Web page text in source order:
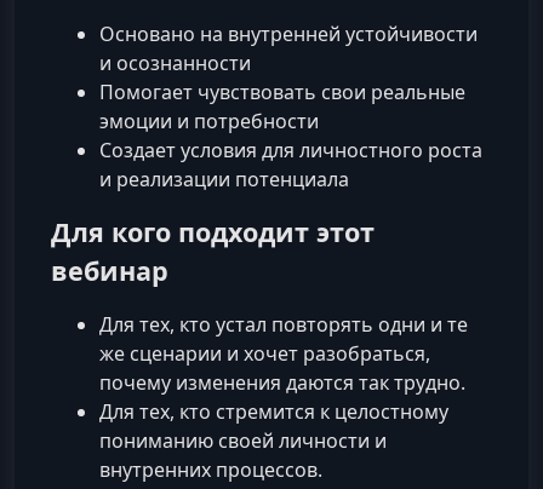
Основано на внутренней устойчивости
и осознанности
Помогает чувствовать свои реальные
эмоции и потребности
Создает условия для личностного роста
и реализации потенциала
Для кого подходит этот
вебинар
Для тех, кто устал повторять одни и те
же сценарии и хочет разобраться,
почему изменения даются так трудно.
Для тех, кто стремится к целостному
пониманию своей личности и
внутренних процессов.